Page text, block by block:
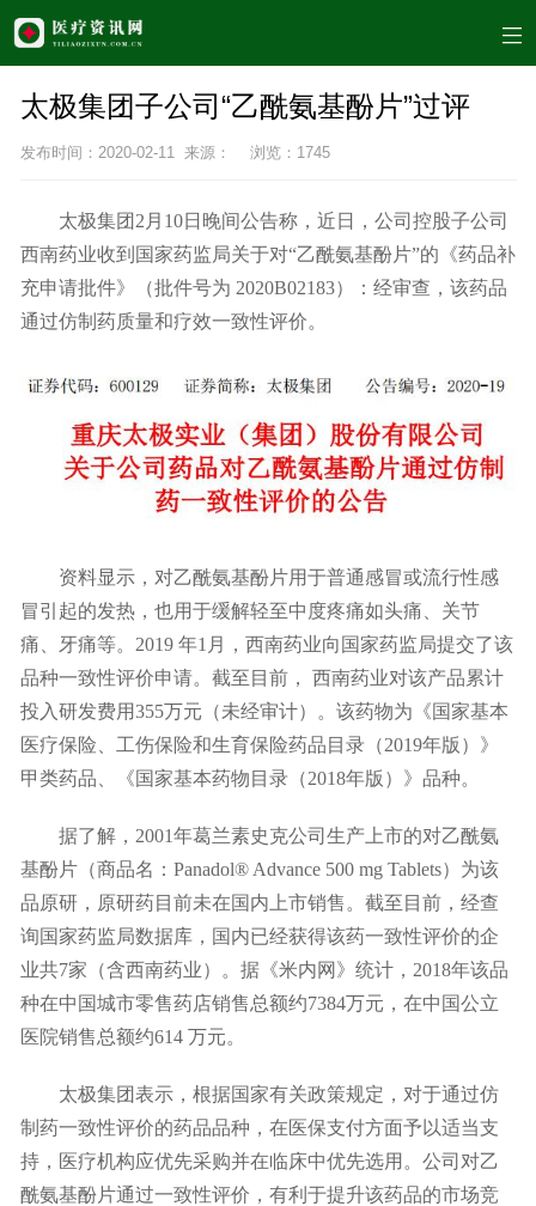
太极集团子公司“乙酰氨基酚片”过评
发布时间：2020-02-11 来源： 浏览： 1745
太极集团2月10日晚间公告称，近日，公司控股子公司
西南药业收到国家药监局关于对“乙酰氨基酚片”的《药品补
充申请批件》（批件号为 2020B02183）：经审查，该药品
通过仿制药质量和疗效一致性评价。
资料显示，对乙酰氨基酚片用于普通感冒或流行性感
冒引起的发热，也用于缓解轻至中度疼痛如头痛、关节
痛、牙痛等。2019 年1月，西南药业向国家药监局提交了该
品种一致性评价申请。截至目前， 西南药业对该产品累计
投入研发费用355万元（未经审计）。该药物为《国家基本
医疗保险、工伤保险和生育保险药品目录（2019年版）》
甲类药品、《国家基本药物目录（2018年版）》品种。
据了解，2001年葛兰素史克公司生产上市的对乙酰氨
基酚片（商品名：Panadol® Advance 500 mg Tablets）为该
品原研，原研药目前未在国内上市销售。截至目前，经查
询国家药监局数据库，国内已经获得该药一致性评价的企
业共7家（含西南药业）。据《米内网》统计，2018年该品
种在中国城市零售药店销售总额约7384万元，在中国公立
医院销售总额约614 万元。
太极集团表示，根据国家有关政策规定，对于通过仿
制药一致性评价的药品品种，在医保支付方面予以适当支
持，医疗机构应优先采购并在临床中优先选用。公司对乙
酰氨基酚片通过一致性评价，有利于提升该药品的市场竞